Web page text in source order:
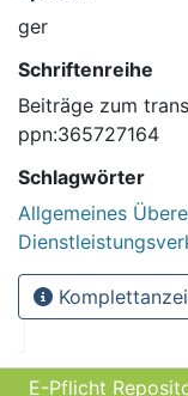
ger
Schriftenreihe
Beiträge zum
ppn:365727164
Schlagwörter
Allgemeines
E-Pflicht